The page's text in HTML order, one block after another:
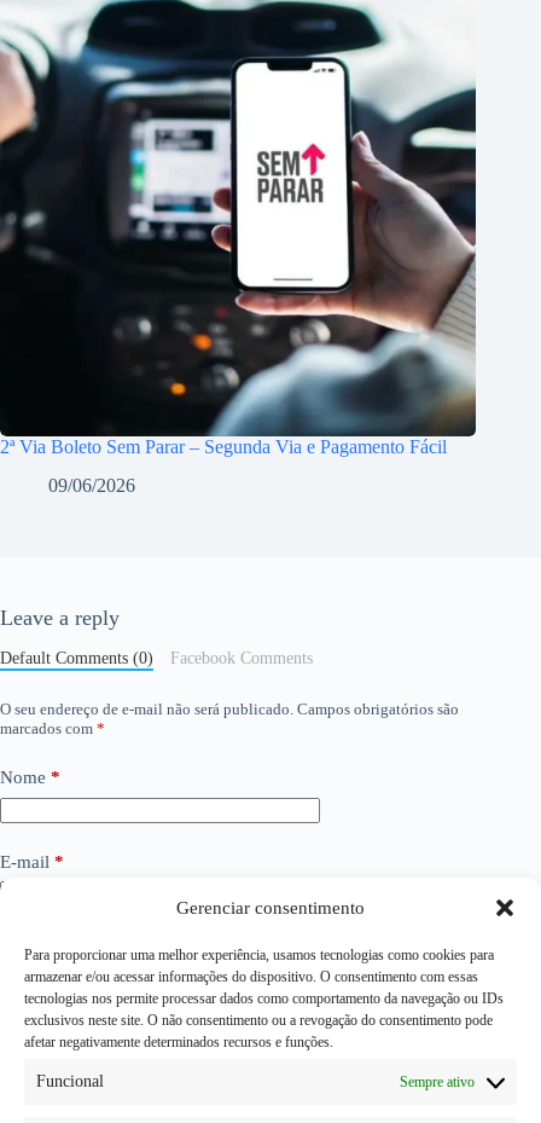
Gerenciar consentimento
Para proporcionar uma melhor experiência, usamos tecnologias como cookies para
armazenar e/ou acessar informações do dispositivo. O consentimento com essas
tecnologias nos permite processar dados como comportamento da navegação ou IDs
exclusivos neste site. O não consentimento ou a revogação do consentimento pode
afetar negativamente determinados recursos e funções.
Funcional Sempre ativo
2ª Via Boleto Sem Parar – Segunda Via e Pagamento Fácil
09/06/2026
Leave a reply
Default Comments (0) Facebook Comments
O seu endereço de e-mail não será publicado. Campos obrigatórios são
marcados com *
Nome *
E-mail *
Site
Adicionar comentário*